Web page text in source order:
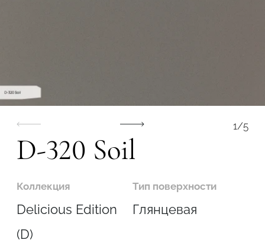
1/5
D-320 Soil
Коллекция
Delicious Edition
(D)
Тип поверхности
Глянцевая
Подтвердите, что вы не робот